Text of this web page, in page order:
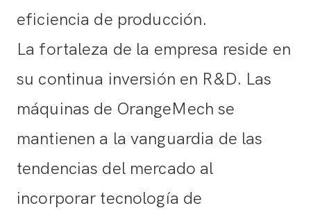
eficiencia de producción.
La fortaleza de la empresa reside en
su continua inversión en R&D. Las
máquinas de OrangeMech se
mantienen a la vanguardia de las
tendencias del mercado al
incorporar tecnología de